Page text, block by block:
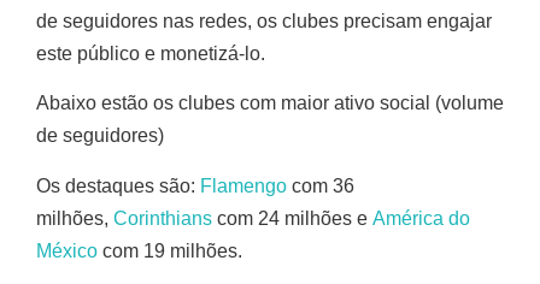
de seguidores nas redes, os clubes precisam engajar
este público e monetizá-lo.
Abaixo estão os clubes com maior ativo social (volume
de seguidores)
Os destaques são: Flamengo com 36
milhões, Corinthians com 24 milhões e América do
México com 19 milhões.